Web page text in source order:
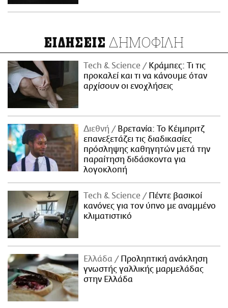
ΕΙΔΗΣΕΙΣ ΔΗΜΟΦΙΛΗ
Τech & Science
Κράμπες: Τι τις
προκαλεί και τι να κάνουμε όταν
αρχίσουν οι ενοχλήσεις
Διεθνή
Βρετανία: Το Κέιμπριτζ
επανεξετάζει τις διαδικασίες
πρόσληψης καθηγητών μετά την
παραίτηση διδάσκοντα για
λογοκλοπή
Τech & Science
Πέντε βασικοί
κανόνες για τον ύπνο με αναμμένο
κλιματιστικό
Ελλάδα
Προληπτική ανάκληση
γνωστής γαλλικής μαρμελάδας
στην Ελλάδα